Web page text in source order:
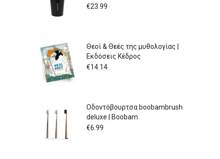
€23.99
Θεοί & Θεές της μυθολογίας |
Εκδόσεις Κέδρος
€14.14
Οδοντόβουρτσα boobambrush
deluxe | Boobam
€6.99